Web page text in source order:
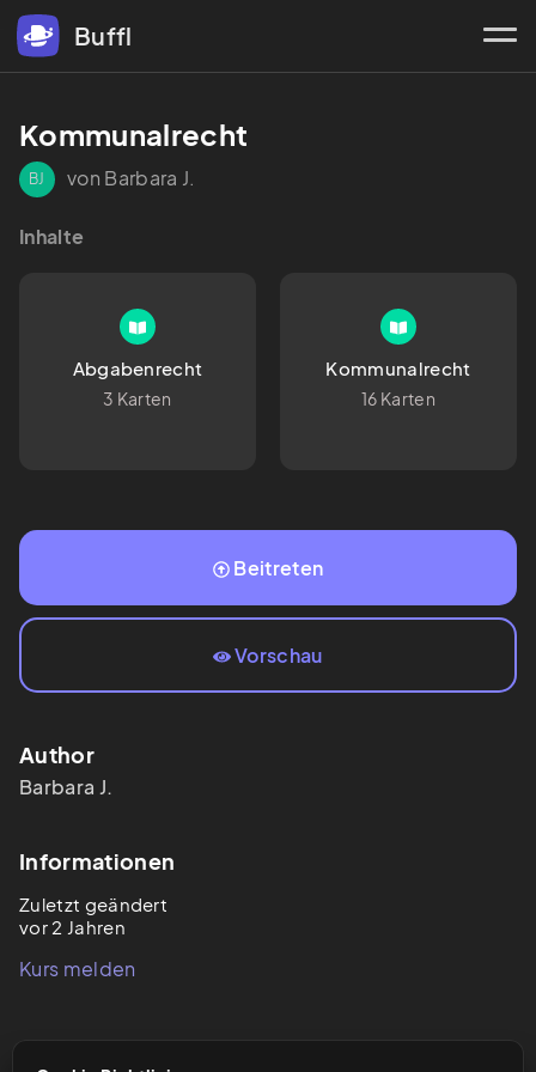
Buffl
Kommunalrecht
BJ von Barbara J.
Inhalte
Abgabenrecht
3 Karten
Kommunalrecht
16 Karten
Beitreten
Vorschau
Author
Barbara J.
Informationen
Zuletzt geändert
vor 2 Jahren
Kurs melden